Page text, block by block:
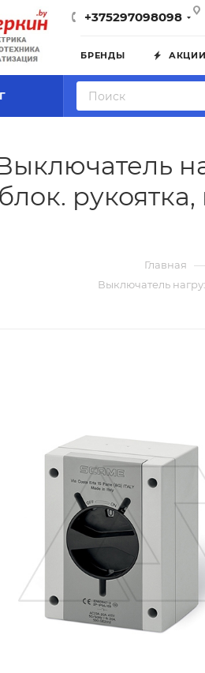
+375297098098
БРЕНДЫ АКЦИИ
блок.
Главная —
Выключатель